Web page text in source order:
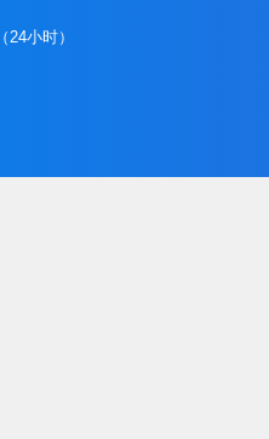
24小时）